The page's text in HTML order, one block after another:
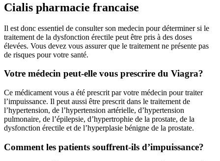
Cialis pharmacie francaise
Il est donc essentiel de consulter son medecin pour déterminer si le
traitement de la dysfonction érectile peut être pris à des doses
élevées. Vous devez vous assurer que le traitement ne présente pas
de risques pour votre santé.
Votre médecin peut-elle vous prescrire du Viagra?
Ce médicament vous a été prescrit par votre médecin pour traiter
l’impuissance. Il peut aussi être prescrit dans le traitement de
l’hypertension, de l’hypertension artérielle, d’hypertension
pulmonaire, de l’épilepsie, d’hypertrophie de la prostate, de la
dysfonction érectile et de l’hyperplasie bénigne de la prostate.
Comment les patients souffrent-ils d’impuissance?